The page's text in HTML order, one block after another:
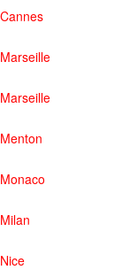
Cannes
Marseille
Marseille
Menton
Monaco
Milan
Nice